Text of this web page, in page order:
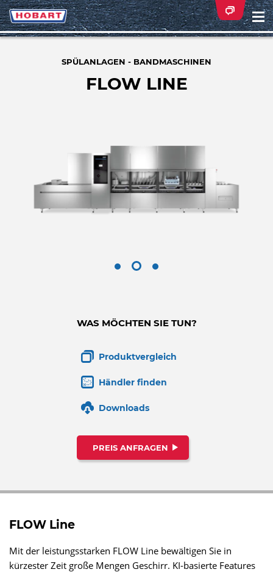
SPÜLANLAGEN - BANDMASCHINEN
FLOW LINE
WAS MÖCHTEN SIE TUN?
Produktvergleich
Händler finden
Downloads
PREIS ANFRAGEN
FLOW Line
Mit der leistungsstarken FLOW Line bewältigen Sie in
kürzester Zeit große Mengen Geschirr. KI-basierte Features